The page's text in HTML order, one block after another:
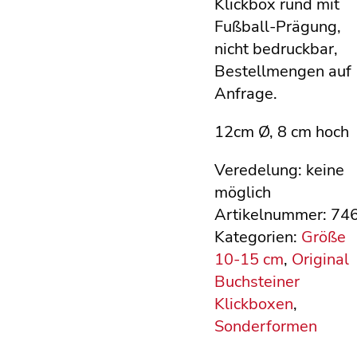
Klickbox rund mit
Fußball-Prägung,
nicht bedruckbar,
Bestellmengen auf
Anfrage.
12cm Ø, 8 cm hoch
Veredelung: keine
möglich
Artikelnummer:
Kategorien: Größe
10-15 cm, Original
Buchsteiner
Klickboxen,
Sonderformen